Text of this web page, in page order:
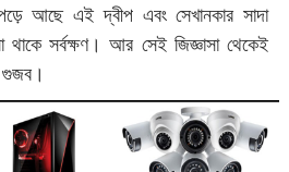
আছে এই দ্বীপ এবং সেখানকার সাদা
থাকে সর্বক্ষণ। আর সেই জিজ্ঞাসা থেকেই
গুজব।